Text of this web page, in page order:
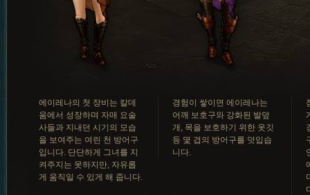
에이레나의 첫 장비는 칼데
움에서 성장하며 자매 요술
사들과 지내던 시기의 모습
을 보여주는 여린 천 방어구
입니다. 단단하게 그녀를 지
켜주지는 못하지만, 자유롭
게 움직일 수 있게 해 줍니다.
경험이 쌓이면 에이레나는
어깨 보호구와 강화된 발덮
개, 목을 보호하기 위한 옷깃
등 몇 겹의 방어구를 덧입습
니다.